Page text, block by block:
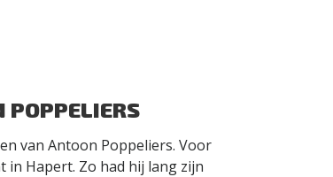
van Antoon Poppeliers. Voor
in Hapert. Zo had hij lang zijn